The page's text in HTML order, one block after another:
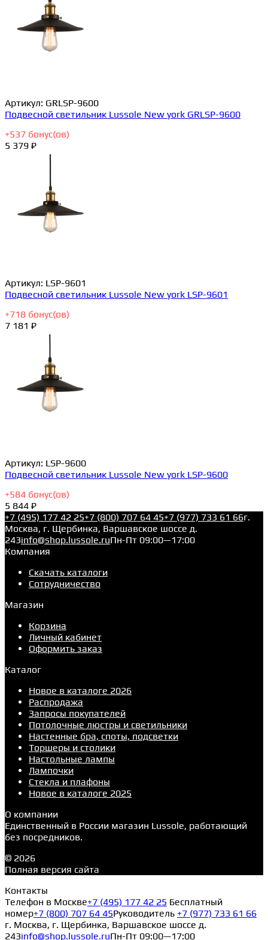
Артикул: GRLSP-9600
Подвесной светильник Lussole New york GRLSP-9600
+537 бонус(ов)
5 379 ₽
Артикул: LSP-9601
Подвесной светильник Lussole New york LSP-9601
+718 бонус(ов)
7 181 ₽
Артикул: LSP-9600
Подвесной светильник Lussole New york LSP-9600
+584 бонус(ов)
5 844 ₽
+7 (495) 177 42 25+7 (800) 707 64 45+7 (977) 733 61 66г.
Москва, г. Щербинка, Варшавское шоссе д.
243info@shop.lussole.ruПн-Пт 09:00—17:00
Компания
Скачать каталоги
Сотрудничество
Магазин
Корзина
Личный кабинет
Оформить заказ
Каталог
Новое в каталоге 2026
Распродажа
Запросы покупателей
Потолочные люстры и светильники
Настенные бра, споты, подсветки
Торшеры и столики
Настольные лампы
Лампочки
Стекла и плафоны
Новое в каталоге 2025
О компании
Единственный в России магазин Lussole, работающий
без посредников.
© 2026
Полная версия сайта
Контакты
Телефон в Москве+7 (495) 177 42 25 Бесплатный
номер+7 (800) 707 64 45Руководитель +7 (977) 733 61 66
г. Москва, г. Щербинка, Варшавское шоссе д.
243info@shop.lussole.ruПн-Пт 09:00—17:00